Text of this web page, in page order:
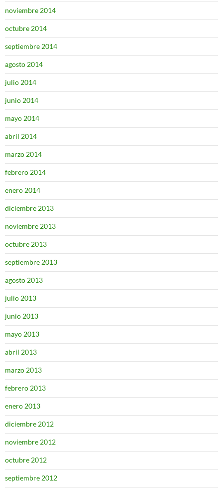
noviembre 2014
octubre 2014
septiembre 2014
agosto 2014
julio 2014
junio 2014
mayo 2014
abril 2014
marzo 2014
febrero 2014
enero 2014
diciembre 2013
noviembre 2013
octubre 2013
septiembre 2013
agosto 2013
julio 2013
junio 2013
mayo 2013
abril 2013
marzo 2013
febrero 2013
enero 2013
diciembre 2012
noviembre 2012
octubre 2012
septiembre 2012